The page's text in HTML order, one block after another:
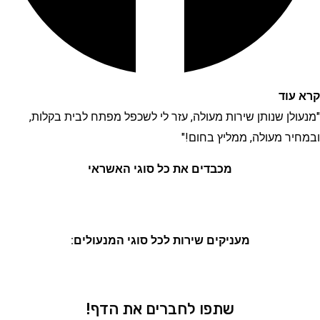
שנותן שירות מעולה, עזר לי לשכפל מפתח לבית בקלות,
מעולה, ממליץ בחום!"
מכבדים את כל סוגי האשראי
מעניקים שירות לכל סוגי המנעולים:
שתפו לחברים את הדף!